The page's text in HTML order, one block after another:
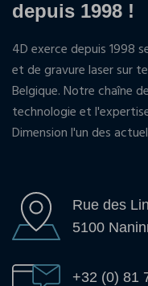
depuis 1998 !
4D exerce depuis 1998
et de gravure laser sur
Belgique. Notre chaîne
technologie et
Dimension l'un des
Rue des
5100
+32 (0) 81